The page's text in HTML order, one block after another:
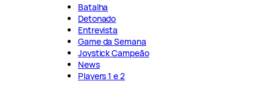
Batalha
Detonado
Entrevista
Game da Semana
Joystick Campeão
News
Players 1 e 2